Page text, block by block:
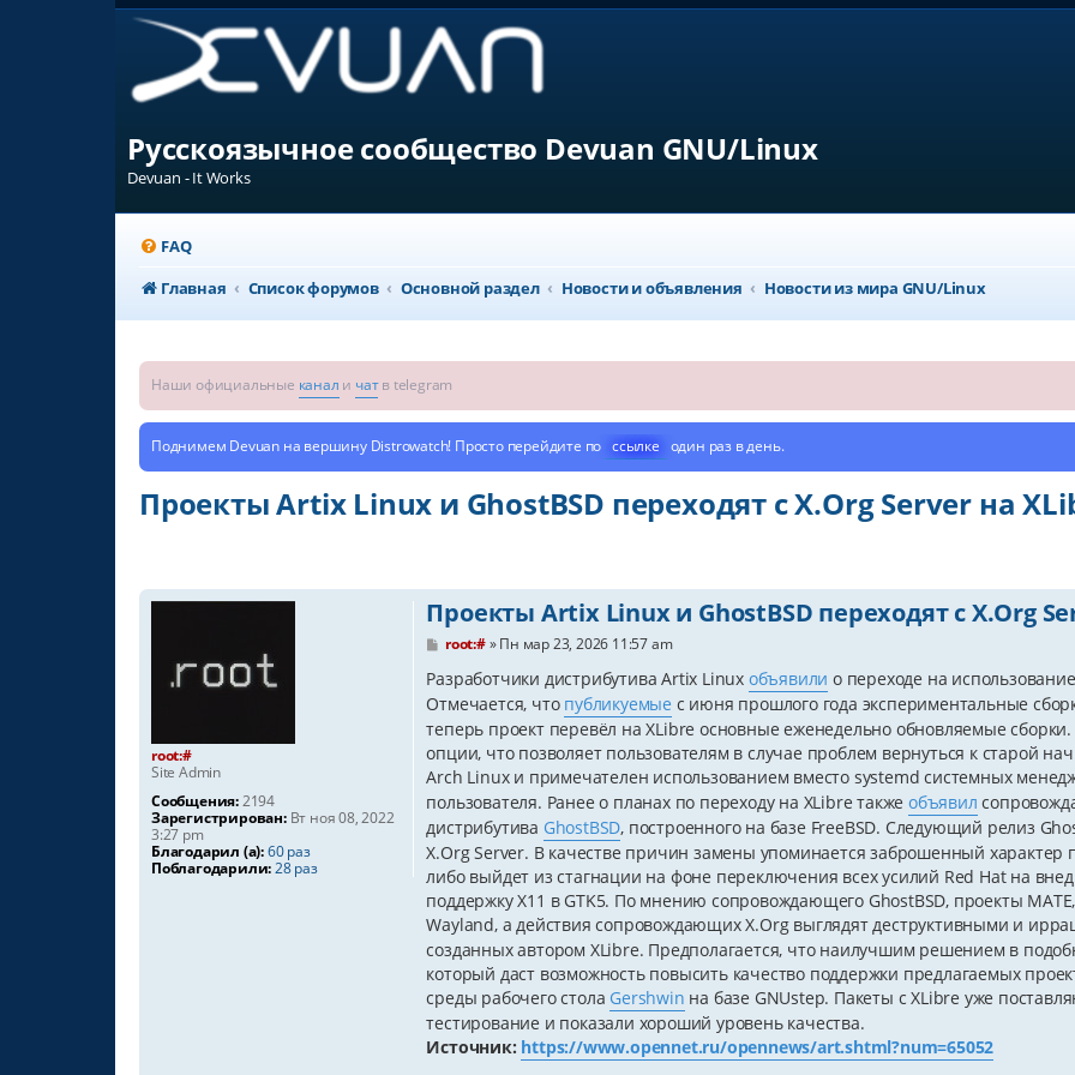
Русскоязычное сообщество Devuan GNU/Linux
Devuan - It Works
FAQ
Главная
Список форумов Основной раздел Новости и объявления Новости из мира GNU/Linux
Наши официальные канал и чатв telegram
Поднимем Devuan на вершину Distrowatch! Просто перейдите по ссылке один раз в день.
Проекты Artix Linux и GhostBSD переходят с X.Org Server на
root:#
Site Admin
Сообщения:2194
Зарегистрирован:Вт ноя 08, 2022
3:27 pm
Благодарил (а):60 раз
Поблагодарили:28 раз
Проекты Artix Linux и GhostBSD переходят с X.Org
С
о
щ
е
и
е
root:#»Пн мар 23, 2026 11:57 am
Разработчики дистрибутива Artix Linux объявили о переходе на
Отмечается, что публикуемые с июня прошлого года экспериментальные
теперь проект перевёл на XLibre основные еженедельно обновляемые
опции, что позволяет пользователям в случае проблем вернуться к старой
Arch Linux и примечателен использованием вместо systemd системных
пользователя. Ранее о планах по переходу на XLibre также объявил
дистрибутива GhostBSD, построенного на базе FreeBSD. Следующий релиз
X.Org Server. В качестве причин замены упоминается заброшенный характер
либо выйдет из стагнации на фоне переключения всех усилий Red Hat на
поддержку X11 в GTK5. По мнению сопровождающего GhostBSD, проекты
Wayland, а действия сопровождающих X.Org выглядят деструктивными и
созданных автором XLibre. Предполагается, что наилучшим решением в
который даст возможность повысить качество поддержки предлагаемых
среды рабочего стола Gershwin на базе GNUstep. Пакеты с XLibre уже
тестирование и показали хороший уровень качества.
Источник: https://www.opennet.ru/opennews/art.shtml?num=65052